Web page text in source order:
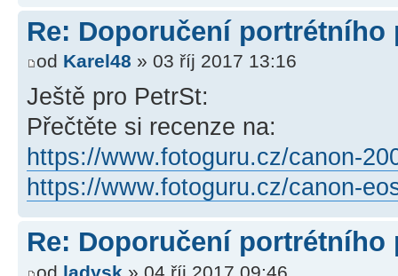
Re: Doporučení portrétního
od Karel48 » 03 říj 2017 13:16
Ještě pro PetrSt:
Přečtěte si recenze na:
https://www.fotoguru.cz/canon-
https://www.fotoguru.cz/canon-
Re: Doporučení portrétního
od ladysk » 04 říj 2017 09:46